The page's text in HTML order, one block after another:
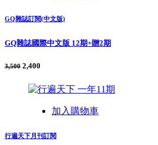
GQ雜誌訂閱(中文版)
GQ雜誌國際中文版 12期+贈2期
3,500 2,400
加入購物車
行遍天下月刊訂閱